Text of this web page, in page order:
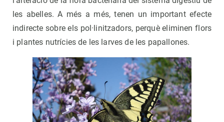
les abelles. A més a més, tenen un important efecte
indirecte sobre els pol·linitzadors, perquè eliminen flors
i plantes nutrícies de les larves de les papallones.